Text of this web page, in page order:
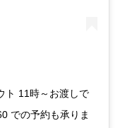
ト 11時～お渡しで
での予約も承りま